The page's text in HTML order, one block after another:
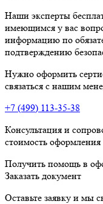
Наши эксперты
имеющимся у вас
информацию по
подтверждению
Нужно оформить
связаться с нашим
+7 (499) 113-35-38
Консультация и
стоимость оформления
Получить помощь в
Заказать документ
Оставьте заявку и мы